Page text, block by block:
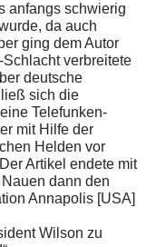
anfangs schwierig
da auch
ging dem Autor
Schlacht verbreitete
deutsche
sich die
Telefunken-
mit Hilfe der
Helden vor
Artikel endete mit
dann den
Annapolis [USA]
Wilson zu